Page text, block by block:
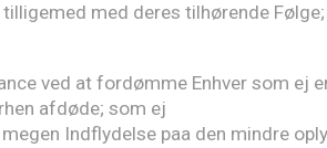
med deres tilhørende
ved at fordømme Enhver som ej
afdøde; som ej
Indflydelse paa den mindre